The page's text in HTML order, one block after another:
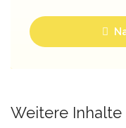
Weitere Inhalte